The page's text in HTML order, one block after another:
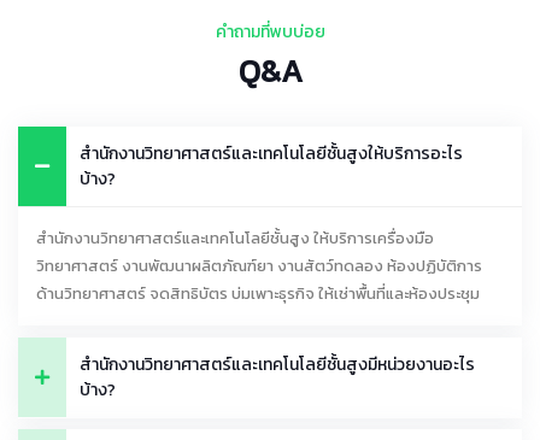
คำถามที่พบบ่อย
Q&A
สำนักงานวิทยาศาสตร์และเทคโนโลยีชั้นสูงให้บริการอะไร
บ้าง?
สำนักงานวิทยาศาสตร์และเทคโนโลยีชั้นสูง ให้บริการเครื่องมือ
วิทยาศาสตร์ งานพัฒนาผลิตภัณฑ์ยา งานสัตว์ทดลอง ห้องปฏิบัติการ
ด้านวิทยาศาสตร์ จดสิทธิบัตร บ่มเพาะธุรกิจ ให้เช่าพื้นที่และห้องประชุม
สำนักงานวิทยาศาสตร์และเทคโนโลยีชั้นสูงมีหน่วยงานอะไร
บ้าง?